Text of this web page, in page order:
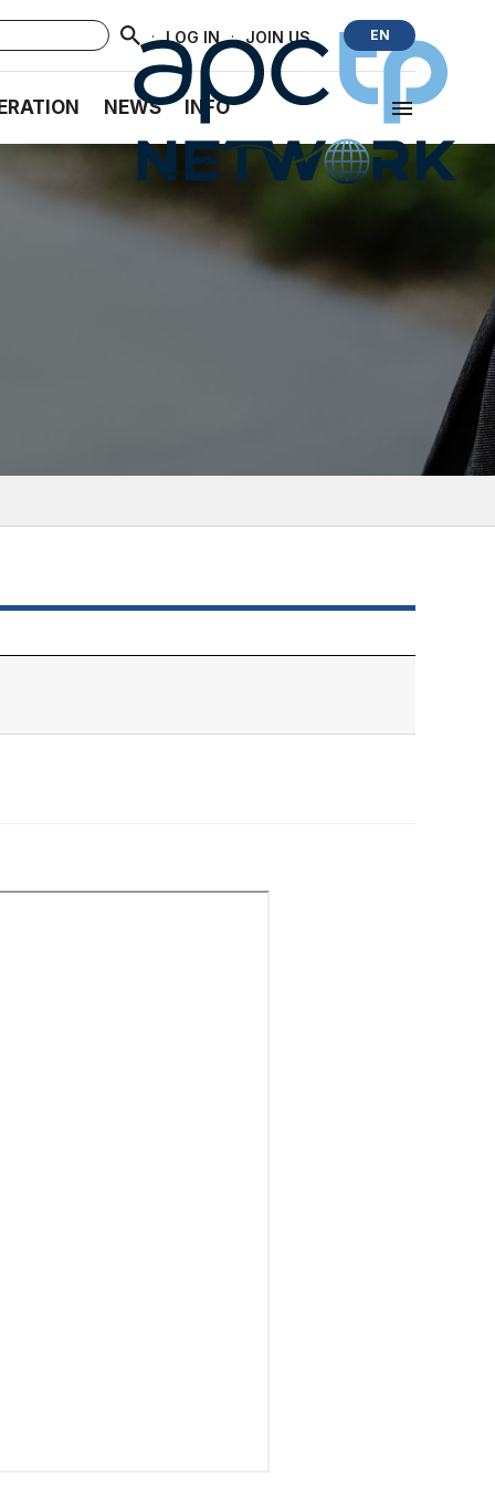
· LOG IN · JOIN US EN
NEWS INFO